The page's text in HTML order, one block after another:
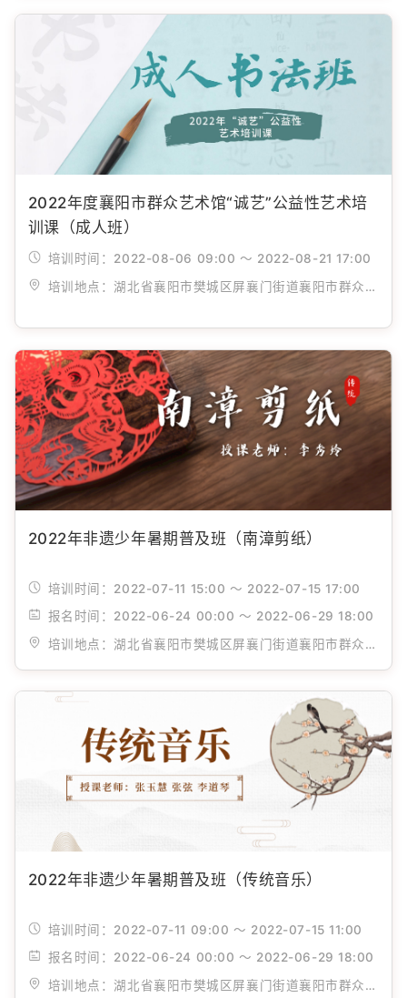
2022年度襄阳市群众艺术馆“诚艺”公益性艺术培
训课（成人班）
培训时间： 2022-08-06 09:00 ～ 2022-08-21 17:00
培训地点：
湖北省襄阳市樊城区屏襄门街道襄阳市群众艺术馆
2022年非遗少年暑期普及班（南漳剪纸）
培训时间： 2022-07-11 15:00 ～ 2022-07-15 17:00
报名时间： 2022-06-24 00:00 ～ 2022-06-29 18:00
培训地点：
湖北省襄阳市樊城区屏襄门街道襄阳市群众艺术馆
2022年非遗少年暑期普及班（传统音乐）
培训时间： 2022-07-11 09:00 ～ 2022-07-15 11:00
报名时间： 2022-06-24 00:00 ～ 2022-06-29 18:00
培训地点：
湖北省襄阳市樊城区屏襄门街道襄阳市群众艺术馆